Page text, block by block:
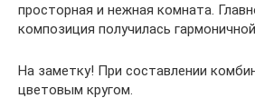
просторная и нежная комната.
композиция получилась гармоничной.
На заметку! При составлении
цветовым кругом.